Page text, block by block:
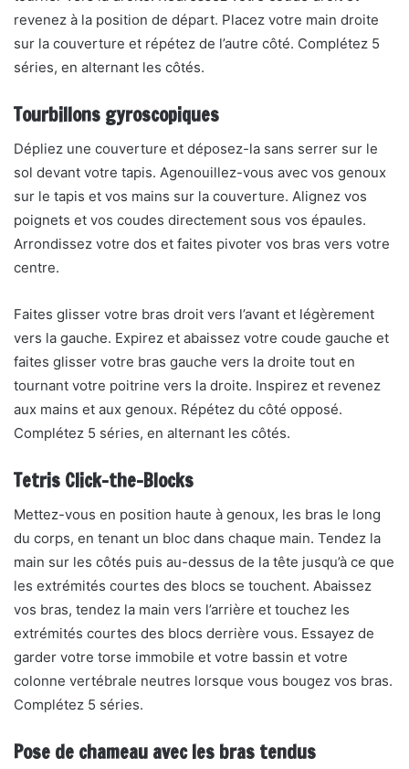
revenez à la position de départ. Placez votre main droite
sur la couverture et répétez de l’autre côté. Complétez 5
séries, en alternant les côtés.
Tourbillons gyroscopiques
Dépliez une couverture et déposez-la sans serrer sur le
sol devant votre tapis. Agenouillez-vous avec vos genoux
sur le tapis et vos mains sur la couverture. Alignez vos
poignets et vos coudes directement sous vos épaules.
Arrondissez votre dos et faites pivoter vos bras vers votre
centre.
Faites glisser votre bras droit vers l’avant et légèrement
vers la gauche. Expirez et abaissez votre coude gauche et
faites glisser votre bras gauche vers la droite tout en
tournant votre poitrine vers la droite. Inspirez et revenez
aux mains et aux genoux. Répétez du côté opposé.
Complétez 5 séries, en alternant les côtés.
Tetris Click-the-Blocks
Mettez-vous en position haute à genoux, les bras le long
du corps, en tenant un bloc dans chaque main. Tendez la
main sur les côtés puis au-dessus de la tête jusqu’à ce que
les extrémités courtes des blocs se touchent. Abaissez
vos bras, tendez la main vers l’arrière et touchez les
extrémités courtes des blocs derrière vous. Essayez de
garder votre torse immobile et votre bassin et votre
colonne vertébrale neutres lorsque vous bougez vos bras.
Complétez 5 séries.
Pose de chameau avec les bras tendus